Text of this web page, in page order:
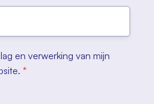
en verwerking van mijn
*